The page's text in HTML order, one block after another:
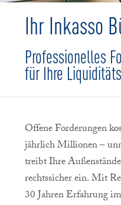
Ihr Inkasso
Professionelles
für Ihre
Offene Forderungen
jährlich Millionen –
treibt Ihre
rechtssicher ein. Mit
30 Jahren Erfahrung